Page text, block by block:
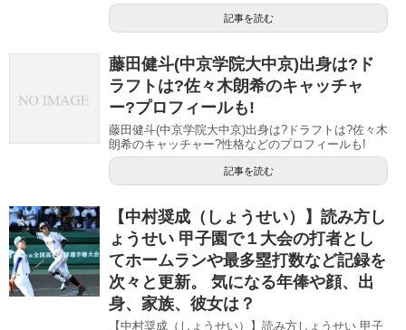
記事を読む
藤田健斗(中京学院大中京)出身は?ド
ラフトは?佐々木朗希のキャッチャ
ー?プロフィールも!
藤田健斗(中京学院大中京)出身は?ドラフトは?佐々木
朗希のキャッチャー?性格などのプロフィールも!
記事を読む
【中村奨成（しょうせい）】読み方し
ょうせい 甲子園で１大会の打者とし
てホームランや最多塁打数など記録を
次々と更新。 気になる年俸や顔、出
身、家族、彼女は？
【中村奨成（しょうせい）】読み方しょうせい 甲子